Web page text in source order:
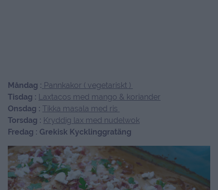
Måndag : Pannkakor ( vegetariskt )
Tisdag : Laxtacos med mango & koriander
Onsdag : Tikka masala med ris
Torsdag : Kryddig lax med nudelwok
Fredag : Grekisk Kycklinggratäng